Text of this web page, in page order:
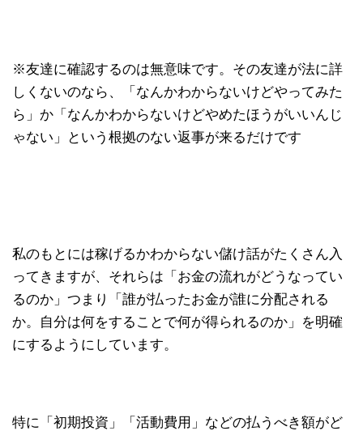
※友達に確認するのは無意味です。その友達が法に詳
しくないのなら、「なんかわからないけどやってみた
ら」か「なんかわからないけどやめたほうがいいんじ
ゃない」という根拠のない返事が来るだけです
私のもとには稼げるかわからない儲け話がたくさん入
ってきますが、それらは「お金の流れがどうなってい
るのか」つまり「誰が払ったお金が誰に分配される
か。自分は何をすることで何が得られるのか」を明確
にするようにしています。
特に「初期投資」「活動費用」などの払うべき額がど